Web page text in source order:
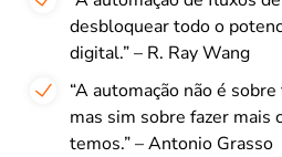
desbloquear todo o
digital.” – R. Ray Wang
“A automação não é
mas sim sobre fazer mais
temos.” – Antonio Grasso